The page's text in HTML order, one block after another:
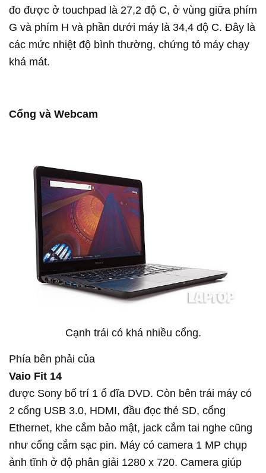
đo được ở touchpad là 27,2 độ C, ở vùng giữa phím
G và phím H và phần dưới máy là 34,4 độ C. Đây là
các mức nhiệt độ bình thường, chứng tỏ máy chạy
khá mát.
Cổng và Webcam
Cạnh trái có khá nhiều cổng.
Phía bên phải của
Vaio Fit 14
được Sony bố trí 1 ổ đĩa DVD. Còn bên trái máy có
2 cổng USB 3.0, HDMI, đầu đọc thẻ SD, cổng
Ethernet, khe cắm bảo mật, jack cắm tai nghe cũng
như cổng cắm sạc pin. Máy có camera 1 MP chụp
ảnh tĩnh ở độ phân giải 1280 x 720. Camera giúp